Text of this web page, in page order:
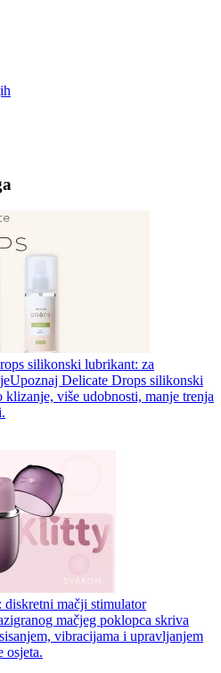
silikonski lubrikant: za
Upoznaj Delicate Drops silikonski
više udobnosti, manje trenja
mačji stimulator
mačjeg poklopca skriva
vibracijama i upravljanjem
osjeta.